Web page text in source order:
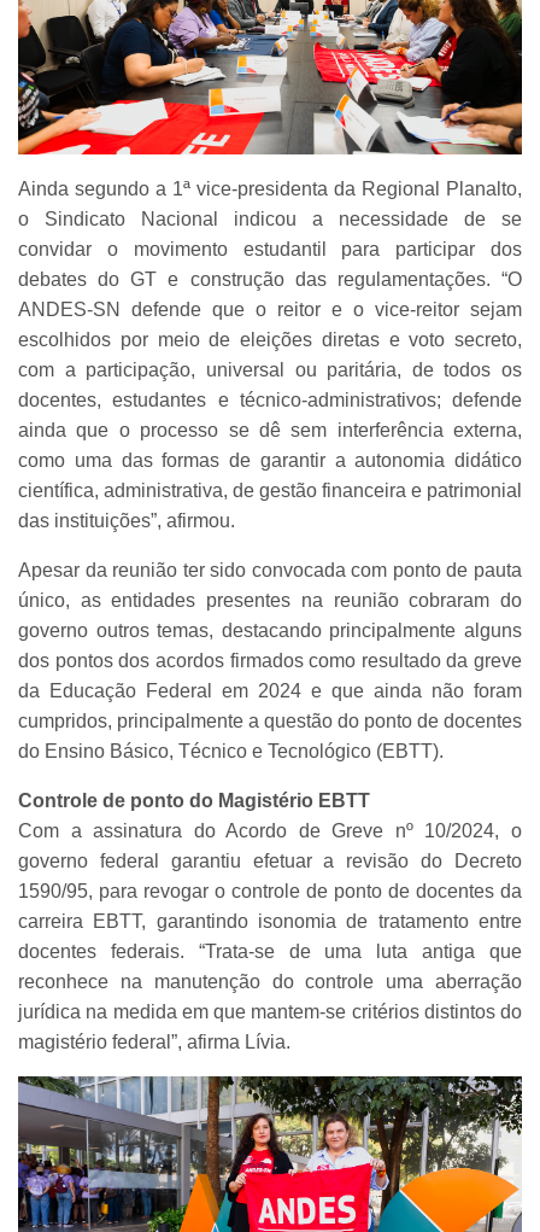
Ainda segundo a 1ª vice-presidenta da Regional Planalto,
o Sindicato Nacional indicou a necessidade de se
convidar o movimento estudantil para participar dos
debates do GT e construção das regulamentações. “O
ANDES-SN defende que o reitor e o vice-reitor sejam
escolhidos por meio de eleições diretas e voto secreto,
com a participação, universal ou paritária, de todos os
docentes, estudantes e técnico-administrativos; defende
ainda que o processo se dê sem interferência externa,
como uma das formas de garantir a autonomia didático
científica, administrativa, de gestão financeira e patrimonial
das instituições”, afirmou.
Apesar da reunião ter sido convocada com ponto de pauta
único, as entidades presentes na reunião cobraram do
governo outros temas, destacando principalmente alguns
dos pontos dos acordos firmados como resultado da greve
da Educação Federal em 2024 e que ainda não foram
cumpridos, principalmente a questão do ponto de docentes
do Ensino Básico, Técnico e Tecnológico (EBTT).
Controle de ponto do Magistério EBTT
Com a assinatura do Acordo de Greve nº 10/2024, o
governo federal garantiu efetuar a revisão do Decreto
1590/95, para revogar o controle de ponto de docentes da
carreira EBTT, garantindo isonomia de tratamento entre
docentes federais. “Trata-se de uma luta antiga que
reconhece na manutenção do controle uma aberração
jurídica na medida em que mantem-se critérios distintos do
magistério federal”, afirma Lívia.